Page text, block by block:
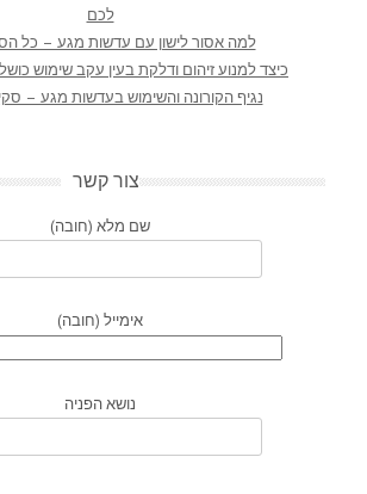
לכם
למה אסור לישון עם עדשות מגע – כל
כיצד למנוע זיהום ודלקת בעין עקב שימוש
נגיף הקורונה והשימוש בעדשות מגע –
צור קשר
שם מלא (חובה)
אימייל (חובה)
נושא הפניה